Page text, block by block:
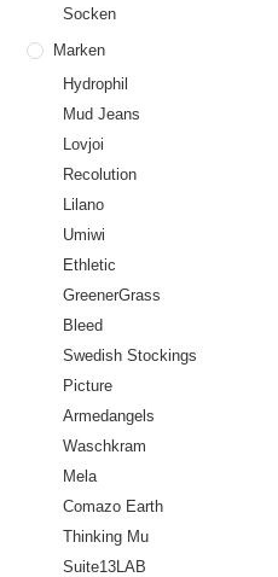
Socken
Marken
Hydrophil
Mud Jeans
Lovjoi
Recolution
Lilano
Umiwi
Ethletic
GreenerGrass
Bleed
Swedish Stockings
Picture
Armedangels
Waschkram
Mela
Comazo Earth
Thinking Mu
Suite13LAB